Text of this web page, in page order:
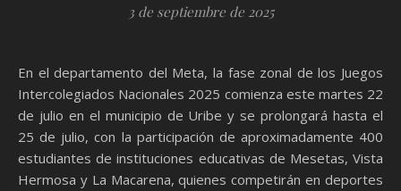
3 de septiembre de 2025
En el departamento del Meta, la fase zonal de los Juegos
Intercolegiados Nacionales 2025 comienza este martes 22
de julio en el municipio de Uribe y se prolongará hasta el
25 de julio, con la participación de aproximadamente 400
estudiantes de instituciones educativas de Mesetas, Vista
Hermosa y La Macarena, quienes competirán en deportes